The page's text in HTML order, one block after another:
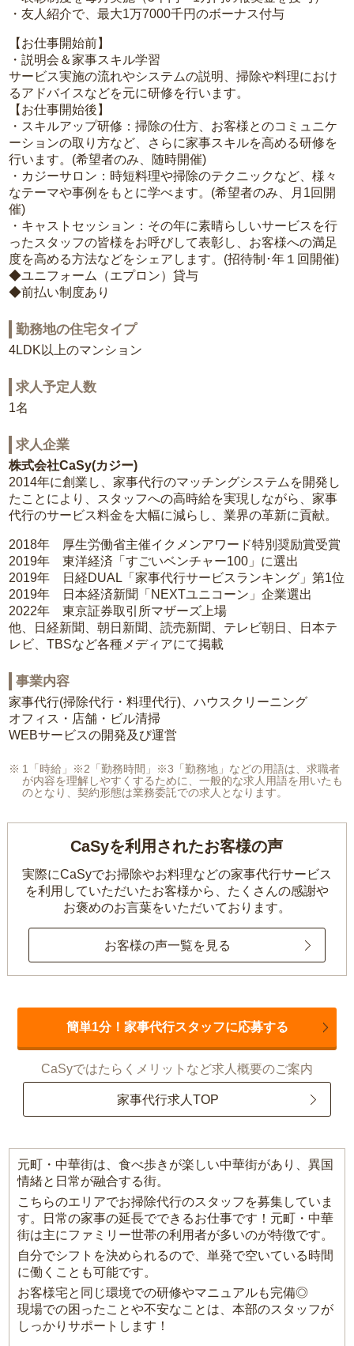
・友人紹介で、最大1万7000千円のボーナス付与
【お仕事開始前】
・説明会＆家事スキル学習
サービス実施の流れやシステムの説明、掃除や料理におけ
るアドバイスなどを元に研修を行います。
【お仕事開始後】
・スキルアップ研修：掃除の仕方、お客様とのコミュニケ
ーションの取り方など、さらに家事スキルを高める研修を
行います。(希望者のみ、随時開催)
・カジーサロン：時短料理や掃除のテクニックなど、様々
なテーマや事例をもとに学べます。(希望者のみ、月1回開
催)
・キャストセッション：その年に素晴らしいサービスを行
ったスタッフの皆様をお呼びして表彰し、お客様への満足
度を高める方法などをシェアします。(招待制･年１回開催)
◆ユニフォーム（エプロン）貸与
◆前払い制度あり
勤務地の住宅タイプ
4LDK以上のマンション
求人予定人数
1名
求人企業
株式会社CaSy(カジー)
2014年に創業し、家事代行のマッチングシステムを開発し
たことにより、スタッフへの高時給を実現しながら、家事
代行のサービス料金を大幅に減らし、業界の革新に貢献。
2018年 厚生労働省主催イクメンアワード特別奨励賞受賞
2019年 東洋経済「すごいベンチャー100」に選出
2019年 日経DUAL「家事代行サービスランキング」第1位
2019年 日本経済新聞「NEXTユニコーン」企業選出
2022年 東京証券取引所マザーズ上場
他、日経新聞、朝日新聞、読売新聞、テレビ朝日、日本テ
レビ、TBSなど各種メディアにて掲載
事業内容
家事代行(掃除代行・料理代行)、ハウスクリーニング
オフィス・店舗・ビル清掃
WEBサービスの開発及び運営
1「時給」※2「勤務時間」※3「勤務地」などの用語は、求職者
が内容を理解しやすくするために、一般的な求人用語を用いたも
のとなり、契約形態は業務委託での求人となります。
CaSyを利用されたお客様の声
実際にCaSyでお掃除やお料理などの家事代行サービス
を利用していただいたお客様から、 たくさんの感謝や
お褒めのお言葉をいただいております。
お客様の声一覧を見る
簡単1分！家事代行スタッフに応募する
CaSyではたらくメリットなど求人概要のご案内
家事代行求人TOP
元町・中華街は、食べ歩きが楽しい中華街があり、異国
情緒と日常が融合する街。
こちらのエリアでお掃除代行のスタッフを募集していま
す。日常の家事の延長でできるお仕事です！元町・中華
街は主にファミリー世帯の利用者が多いのが特徴です。
自分でシフトを決められるので、単発で空いている時間
に働くことも可能です。
お客様宅と同じ環境での研修やマニュアルも完備◎
現場での困ったことや不安なことは、本部のスタッフが
しっかりサポートします！